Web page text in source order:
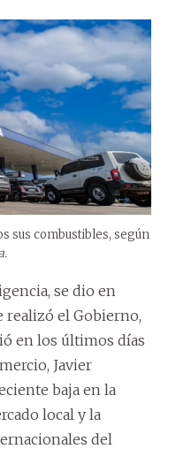
sus combustibles, según
se dio en
realizó el Gobierno,
en los últimos días
Javier
baja en la
local y la
del